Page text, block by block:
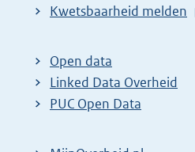
E
t
e
r
Kwetsbaarheid melden
Open data
Linked Data Overheid
PUC Open Data